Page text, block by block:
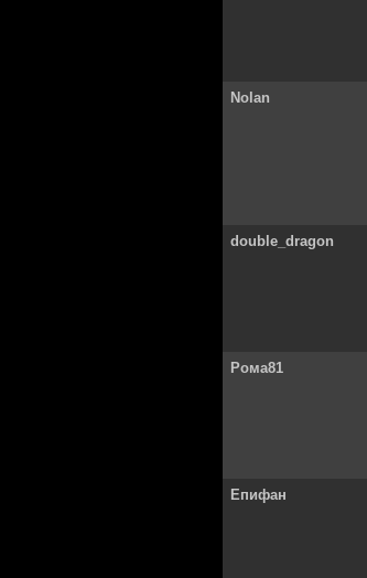
Nolan
double_dragon
Рома81
Епифан